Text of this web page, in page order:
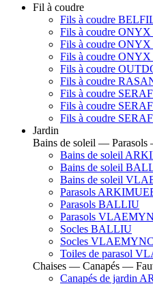
Fil à coudre
Fils à coudre
Fils à coudre
Fils à coudre
Fils à coudre
Fils à coudre
Fils à coudre
Fils à coudre
Fils à coudre
Fils à coudre
Jardin
Bains de soleil — Parasols
Bains de soleil
Bains de soleil
Bains de soleil
Parasols
Parasols BALLIU
Parasols
Socles BALLIU
Socles
Toiles de parasol
Chaises — Canapés —
Canapés de jardin